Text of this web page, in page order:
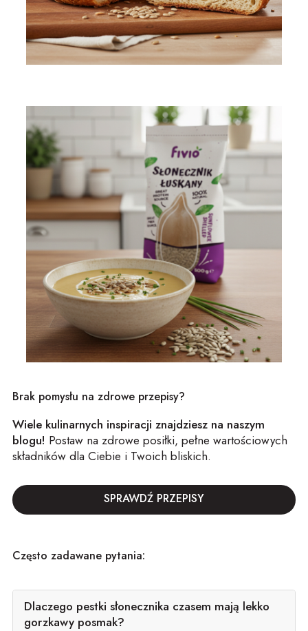
Brak pomysłu na zdrowe przepisy?
Wiele kulinarnych inspiracji znajdziesz na naszym
blogu! Postaw na zdrowe posiłki, pełne wartościowych
składników dla Ciebie i Twoich bliskich.
SPRAWDŹ PRZEPISY
Często zadawane pytania:
Dlaczego pestki słonecznika czasem mają lekko
gorzkawy posmak?